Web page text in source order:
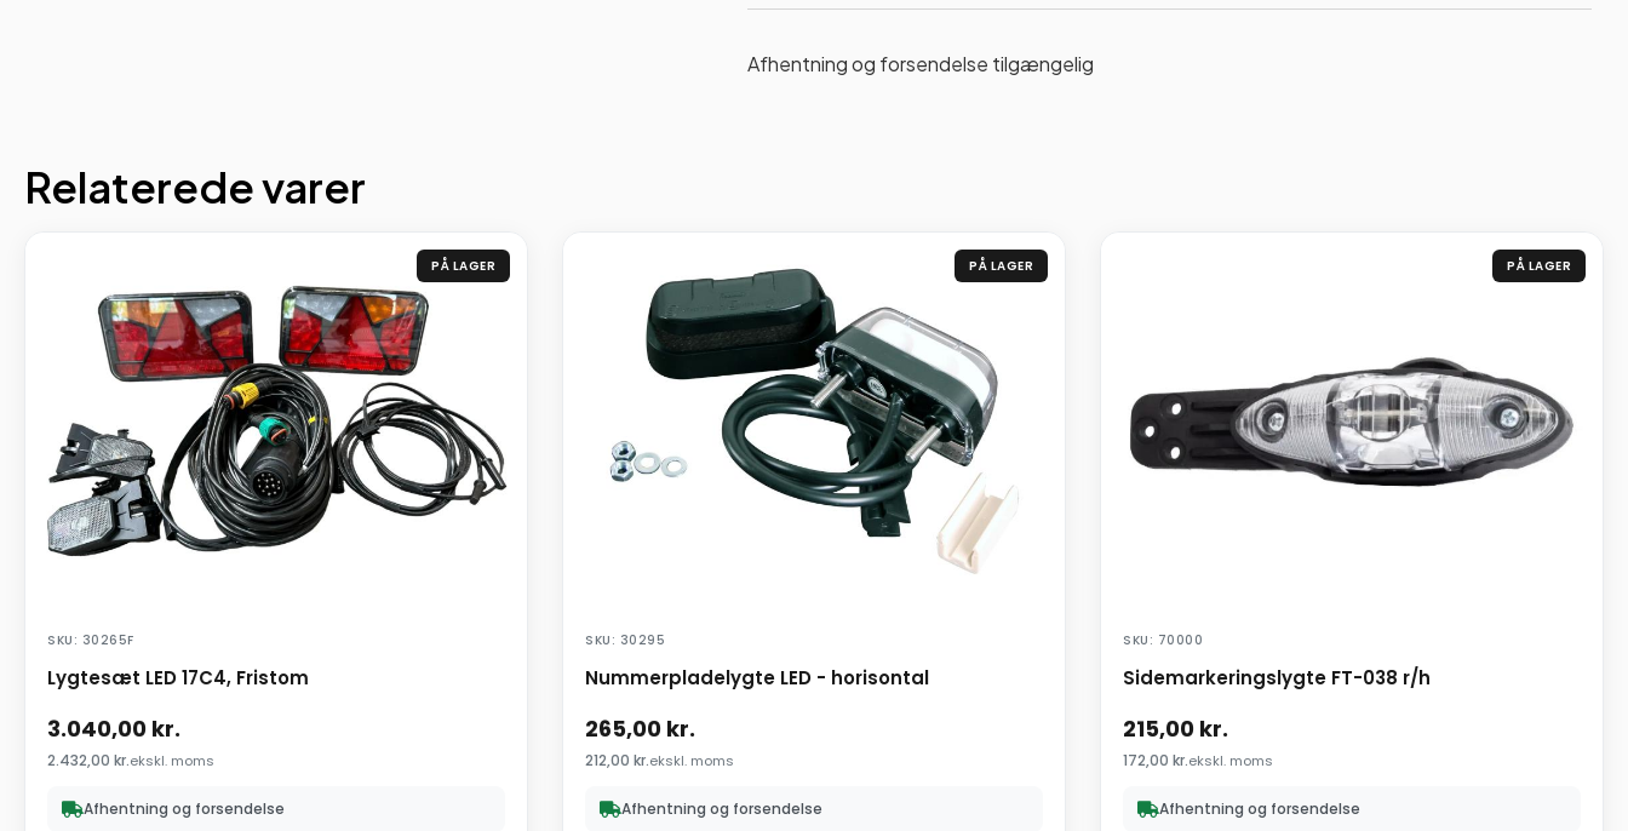
Afhentning og forsendelse tilgængelig
Relaterede varer
PÅ LAGER
SKU: 30265F
Lygtesæt LED 17C4, Fristom
3.040,00 kr.
2.432,00 kr.ekskl. moms
Afhentning og forsendelse
PÅ LAGER
SKU: 30295
Nummerpladelygte LED - horisontal
265,00 kr.
212,00 kr.ekskl. moms
Afhentning og forsendelse
PÅ LAGER
SKU: 70000
Sidemarkeringslygte FT-038 r/h
215,00 kr.
172,00 kr.ekskl. moms
Afhentning og forsendelse